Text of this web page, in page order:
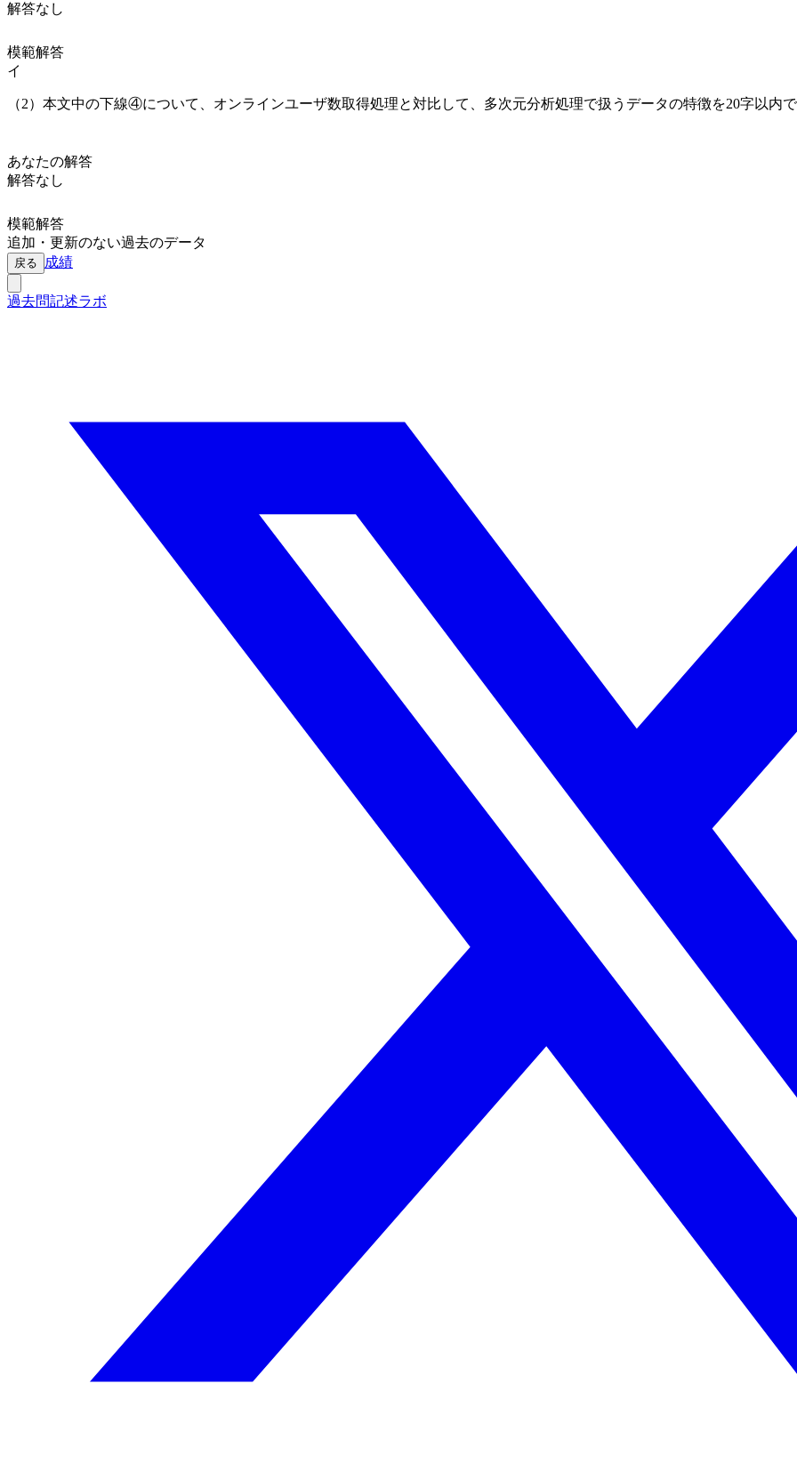
解答なし
模範解答
イ
（2）本文中の下線④について、オンラインユーザ数取得処理と対比して、多次元分析処理で扱うデータの特徴を20字以内で
あなたの解答
解答なし
模範解答
追加・更新のない過去のデータ
戻る 成績
過去問記述ラボ